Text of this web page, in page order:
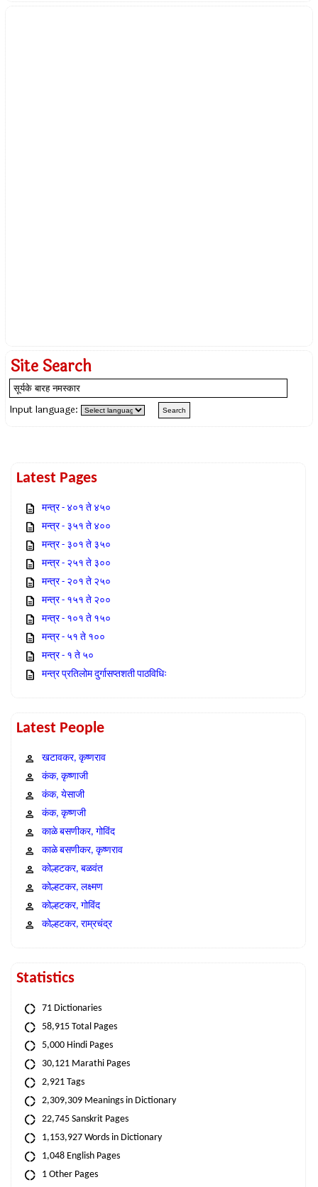
Site Search
Input language:
Latest Pages
मन्त्र - ४०१ ते ४५०
मन्त्र - ३५१ ते ४००
मन्त्र - ३०१ ते ३५०
मन्त्र - २५१ ते ३००
मन्त्र - २०१ ते २५०
मन्त्र - १५१ ते २००
मन्त्र - १०१ ते १५०
मन्त्र - ५१ ते १००
मन्त्र - १ ते ५०
मन्त्र प्रतिलोम दुर्गासप्तशती पाठविधिः
Latest People
खटावकर, कृष्णराव
कंक, कृष्णाजी
कंक, येसाजी
कंक, कृष्णजी
काळे बसणीकर, गोविंद
काळे बसणीकर, कृष्णराव
कोल्हटकर, बळवंत
कोल्हटकर, लक्ष्मण
कोल्हटकर, गोविंद
कोल्हटकर, राम्रचंद्र
Statistics
71 Dictionaries
58,915 Total Pages
5,000 Hindi Pages
30,121 Marathi Pages
2,921 Tags
2,309,309 Meanings in Dictionary
22,745 Sanskrit Pages
1,153,927 Words in Dictionary
1,048 English Pages
1 Other Pages